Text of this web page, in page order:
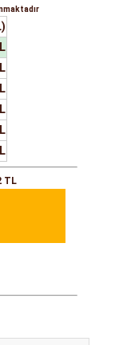
TL